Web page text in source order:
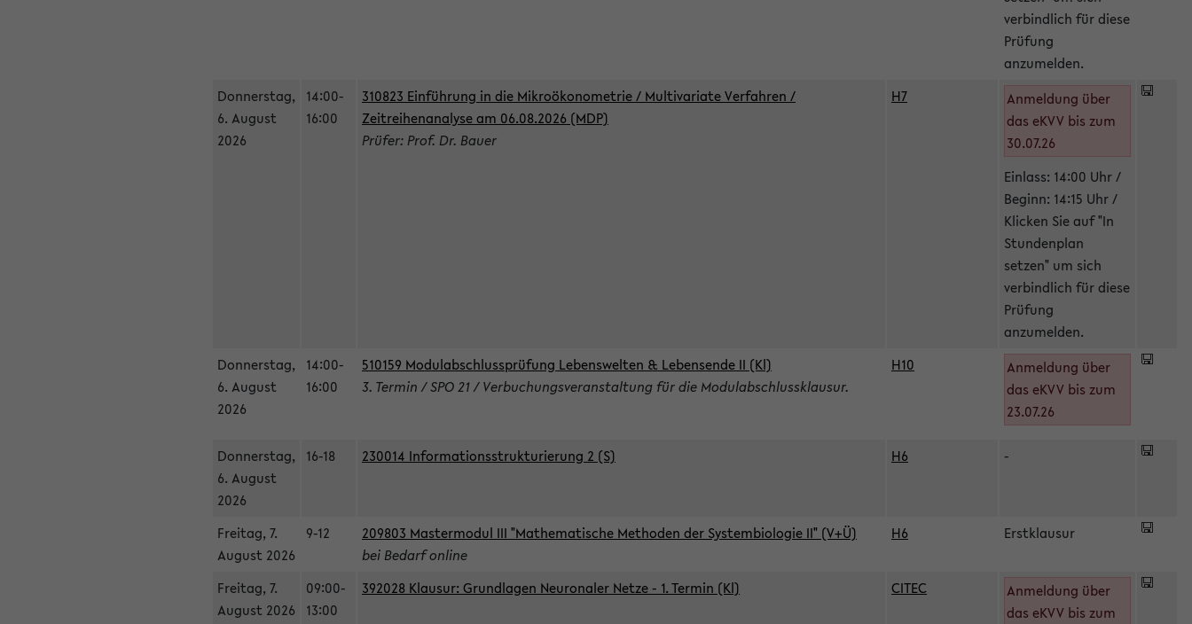
verbindlich für diese
Prüfung
anzumelden.
Donnerstag,
6. August
2026
14:00-
16:00
310823 Einführung in die Mikroökonometrie / Multivariate Verfahren /
Zeitreihenanalyse am 06.08.2026 (MDP)
Prüfer: Prof. Dr. Bauer
H7
Anmeldung über
das eKVV bis zum
30.07.26
Einlass: 14:00 Uhr /
Beginn: 14:15 Uhr /
Klicken Sie auf "In
Stundenplan
setzen" um sich
verbindlich für diese
Prüfung
anzumelden.
Donnerstag,
6. August
2026
14:00-
16:00
510159 Modulabschlussprüfung Lebenswelten & Lebensende II (Kl)
3. Termin / SPO 21 / Verbuchungsveranstaltung für die Modulabschlussklausur.
H10
Anmeldung über
das eKVV bis zum
23.07.26
Donnerstag,
6. August
2026
16-18 230014 Informationsstrukturierung 2 (S) H6 -
Freitag, 7.
August 2026
9-12
209803 Mastermodul III "Mathematische Methoden der Systembiologie II" (V+Ü)
bei Bedarf online
H6 Erstklausur
Freitag, 7.
August 2026
09:00-
13:00
392028 Klausur: Grundlagen Neuronaler Netze - 1. Termin (Kl) CITEC
Anmeldung über
das eKVV bis zum